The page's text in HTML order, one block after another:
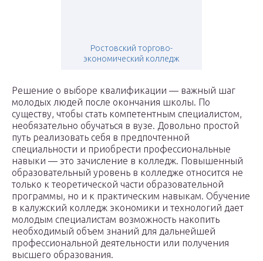
Ростовский торгово-
экономический колледж
Решение о выборе квалификации — важный шаг
молодых людей после окончания школы. По
существу, чтобы стать компетентным специалистом,
необязательно обучаться в вузе. Довольно простой
путь реализовать себя в предпочтенной
специальности и приобрести профессиональные
навыки — это зачисление в колледж. Повышенный
образовательный уровень в колледже относится не
только к теоретической части образовательной
программы, но и к практическим навыкам. Обучение
в калужский колледж экономики и технологий дает
молодым специалистам возможность накопить
необходимый объем знаний для дальнейшей
профессиональной деятельности или получения
высшего образования.